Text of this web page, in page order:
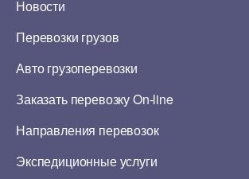
Новости
Перевозки грузов
Авто грузоперевозки
Заказать перевозку On-line
Направления перевозок
Экспедиционные услуги